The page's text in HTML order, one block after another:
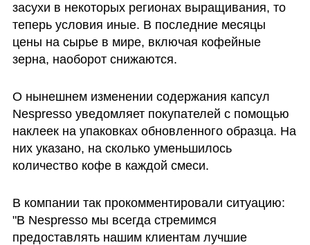
засухи в некоторых регионах выращивания, то
теперь условия иные. В последние месяцы
цены на сырье в мире, включая кофейные
зерна, наоборот снижаются.
О нынешнем изменении содержания капсул
Nespresso уведомляет покупателей с помощью
наклеек на упаковках обновленного образца. На
них указано, на сколько уменьшилось
количество кофе в каждой смеси.
В компании так прокомментировали ситуацию:
"В Nespresso мы всегда стремимся
предоставлять нашим клиентам лучшие